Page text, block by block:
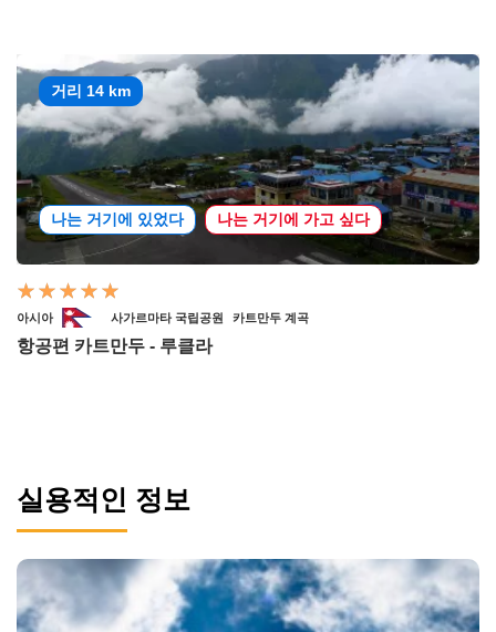
거리 14 km
나는 거기에 있었다 나는 거기에 가고 싶다
아시아 사가르마타 국립공원 카트만두 계곡
항공편 카트만두 - 루클라
실용적인 정보